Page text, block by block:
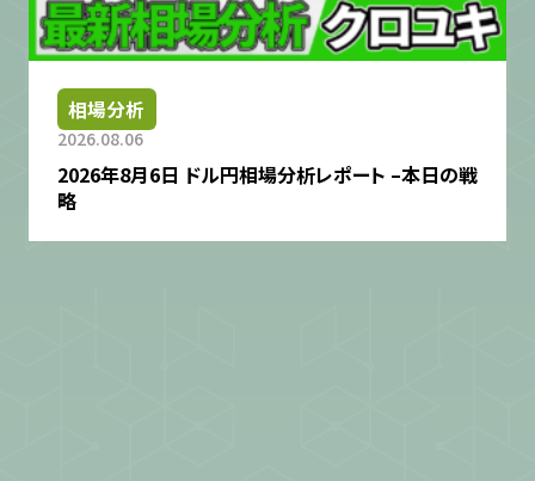
相場分析
2026.08.06
2026年8月6日 ドル円相場分析レポート –本日の戦
略